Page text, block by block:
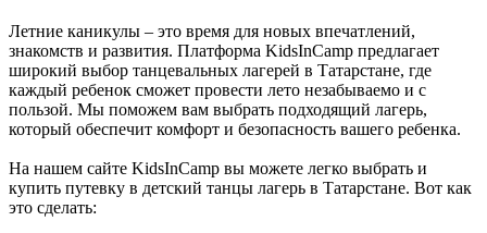
Летние каникулы – это время для новых впечатлений,
знакомств и развития. Платформа KidsInCamp предлагает
широкий выбор танцевальных лагерей в Татарстане, где
каждый ребенок сможет провести лето незабываемо и с
пользой. Мы поможем вам выбрать подходящий лагерь,
который обеспечит комфорт и безопасность вашего ребенка.
На нашем сайте KidsInCamp вы можете легко выбрать и
купить путевку в детский танцы лагерь в Татарстане. Вот как
это сделать: